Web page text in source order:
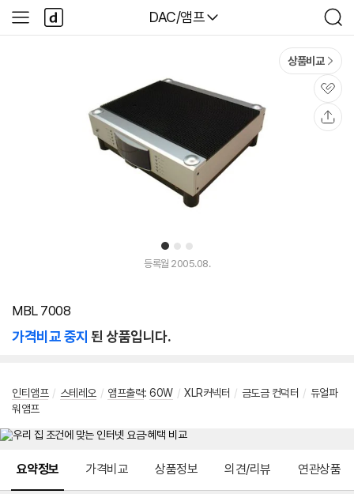
다나와
DAC/앰프
검
색
사
이
다
나
와
1 2 3
상품비교
관
심
등록월 2005.08.
MBL 7008
가격비교 중지 된 상품입니다.
인티앰프 / 스테레오 / 앰프출력: 60W / XLR커넥터 / 금도금 컨덕터 / 듀얼파
워앰프
요약정보 가격비교 상품정보 의견/리뷰 연관상품